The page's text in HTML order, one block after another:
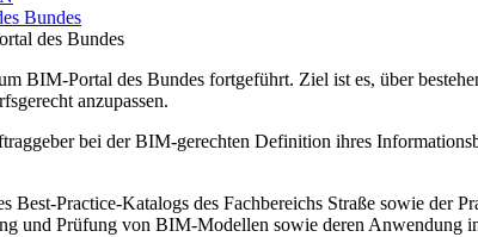
Bundes
des Bundes
BIM-Portal des Bundes fortgeführt. Ziel ist es, über
anzupassen.
bei der BIM-gerechten Definition ihres
Best-Practice-Katalogs des Fachbereichs Straße sowie
und Prüfung von BIM-Modellen sowie deren Anwendung